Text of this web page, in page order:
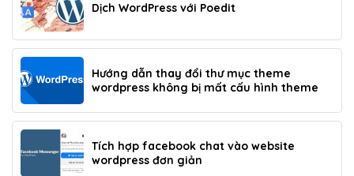
Dịch WordPress với Poedit
Hướng dẫn thay đổi thư mục theme
wordpress không bị mất cấu hình theme
Tích hợp facebook chat vào website
wordpress đơn giản